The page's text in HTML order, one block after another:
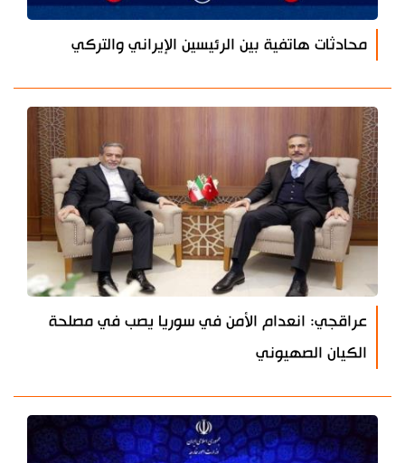
محادثات هاتفية بين الرئيسين الإيراني والتركي
عراقجي: انعدام الأمن في سوريا يصب في مصلحة
الكيان الصهيوني